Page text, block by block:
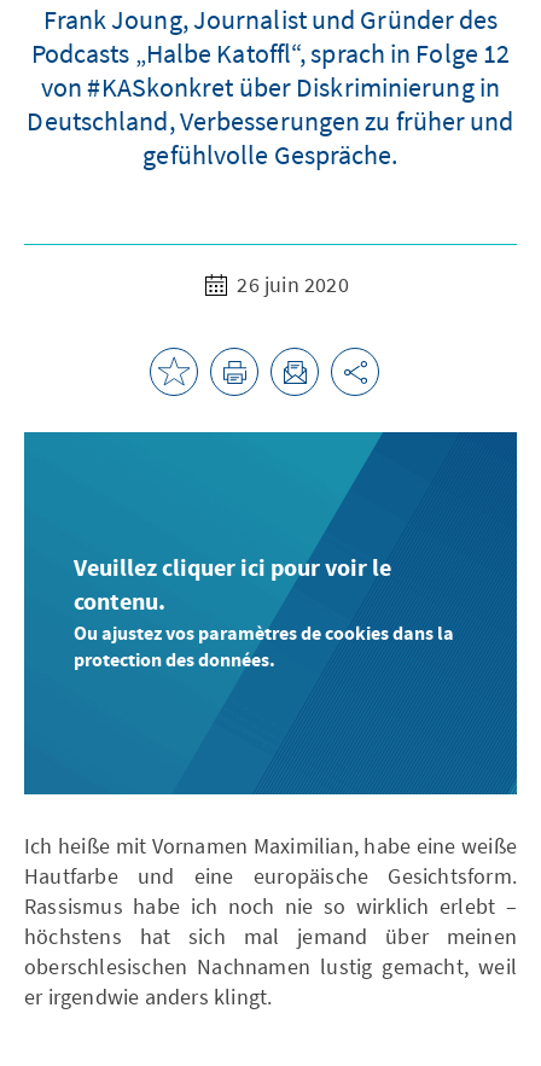
Frank Joung, Journalist und Gründer des
Podcasts „Halbe Katoffl“, sprach in Folge 12
von #KASkonkret über Diskriminierung in
Deutschland, Verbesserungen zu früher und
gefühlvolle Gespräche.
26 juin 2020
Veuillez cliquer ici pour voir le
contenu.
Ou ajustez vos paramètres de cookies dans la
protection des données.
Ich heiße mit Vornamen Maximilian, habe eine weiße
Hautfarbe und eine europäische Gesichtsform.
Rassismus habe ich noch nie so wirklich erlebt –
höchstens hat sich mal jemand über meinen
oberschlesischen Nachnamen lustig gemacht, weil
er irgendwie anders klingt.